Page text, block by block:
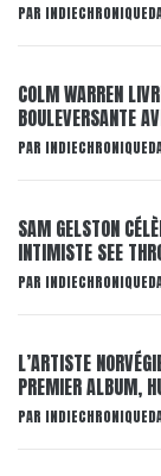
PAR
COLM WARREN
BOULEVERSANTE
PAR
SAM GELSTON
INTIMISTE SEE
PAR
L’ARTISTE
PREMIER ALBUM,
PAR